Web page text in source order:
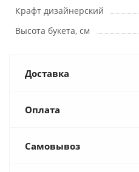
Крафт дизайнерский
Высота букета, см
Доставка
Оплата
Самовывоз